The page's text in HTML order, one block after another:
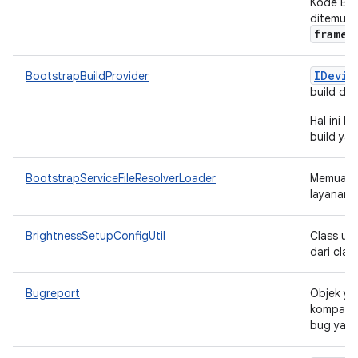
BootstrapBuildProvider
build
Hal ini
build
BootstrapServiceFileResolverLoader
Memuat
layanan.
BrightnessSetupConfigUtil
Class
dari
Bugreport
Objek
bug